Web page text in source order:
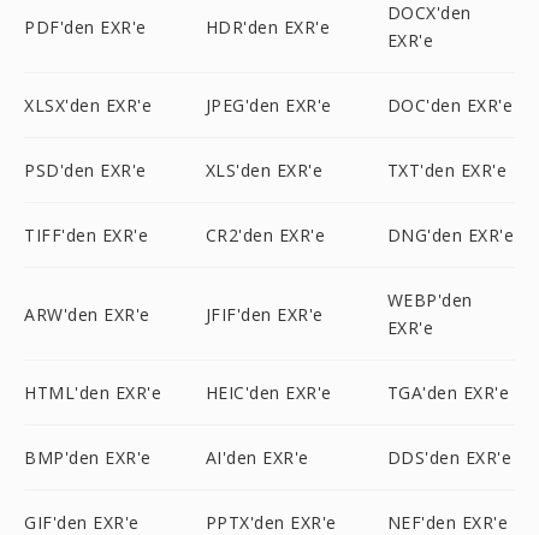
PDF'den EXR'e HDR'den EXR'e
DOCX'den
EXR'e
XLSX'den EXR'e JPEG'den EXR'e DOC'den EXR'e
PSD'den EXR'e XLS'den EXR'e TXT'den EXR'e
TIFF'den EXR'e CR2'den EXR'e DNG'den EXR'e
ARW'den EXR'e JFIF'den EXR'e
WEBP'den
EXR'e
HTML'den EXR'e HEIC'den EXR'e TGA'den EXR'e
BMP'den EXR'e AI'den EXR'e DDS'den EXR'e
GIF'den EXR'e PPTX'den EXR'e NEF'den EXR'e